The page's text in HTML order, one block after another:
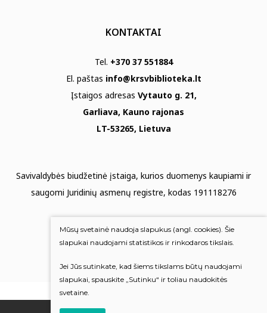
KONTAKTAI
Tel. +370 37 551884
El. paštas info@krsvbiblioteka.lt
Įstaigos adresas Vytauto g. 21,
Garliava, Kauno rajonas
LT-53265, Lietuva
Savivaldybės biudžetinė įstaiga, kurios duomenys kaupiami ir
saugomi Juridinių asmenų registre, kodas 191118276
Duomenų apsauga
Mums rūpi Jūsų nuomonė
Įvertinkite mus
Mūsų svetainė naudoja slapukus (angl. cookies). Šie
slapukai naudojami statistikos ir rinkodaros tikslais.
Jei Jūs sutinkate, kad šiems tikslams būtų naudojami
slapukai, spauskite „Sutinku“ ir toliau naudokitės
svetaine.